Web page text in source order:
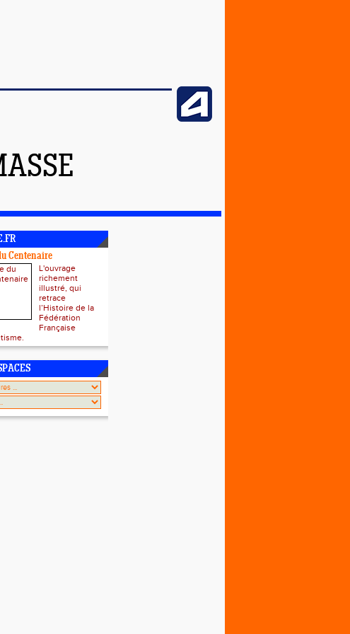
Centenaire
L'ouvrage
richement
illustré, qui
retrace
l’Histoire de la
Fédération
Française